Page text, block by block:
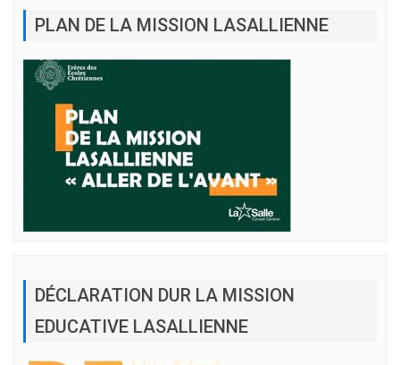
PLAN DE LA MISSION LASALLIENNE
DÉCLARATION DUR LA MISSION
EDUCATIVE LASALLIENNE